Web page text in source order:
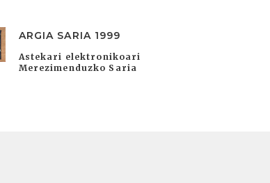
ARGIA SARIA 1999
Astekari elektronikoari
Merezimenduzko Saria